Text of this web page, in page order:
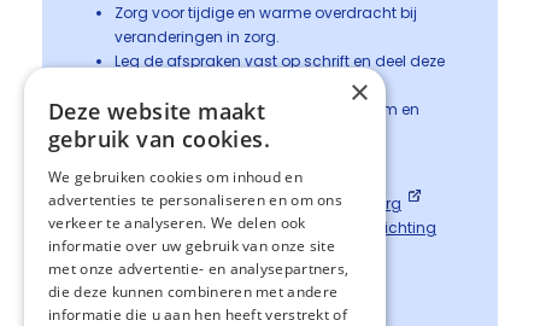
Zorg voor tijdige en warme overdracht bij
veranderingen in zorg.
Leg de afspraken vast op schrift en deel deze
Overweeg inzet van een palliatief team en
bespreking ineen PaTz-groep
Links voor meer informatie
Patiënteninformatie opOverpalliatievezorg
Samenvatting richtlijn in deWebshop stichting
PZNL
×
Deze website maakt
gebruik van cookies.
We gebruiken cookies om inhoud en
advertenties te personaliseren en om ons
verkeer te analyseren. We delen ook
informatie over uw gebruik van onze site
met onze advertentie- en analysepartners,
die deze kunnen combineren met andere
informatie die u aan hen heeft verstrekt of